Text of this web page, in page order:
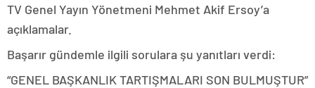
TV Genel Yayın Yönetmeni Mehmet Akif Ersoy’a
açıklamalar.
Başarır gündemle ilgili sorulara şu yanıtları verdi:
“GENEL BAŞKANLIK TARTIŞMALARI SON BULMUŞTUR”